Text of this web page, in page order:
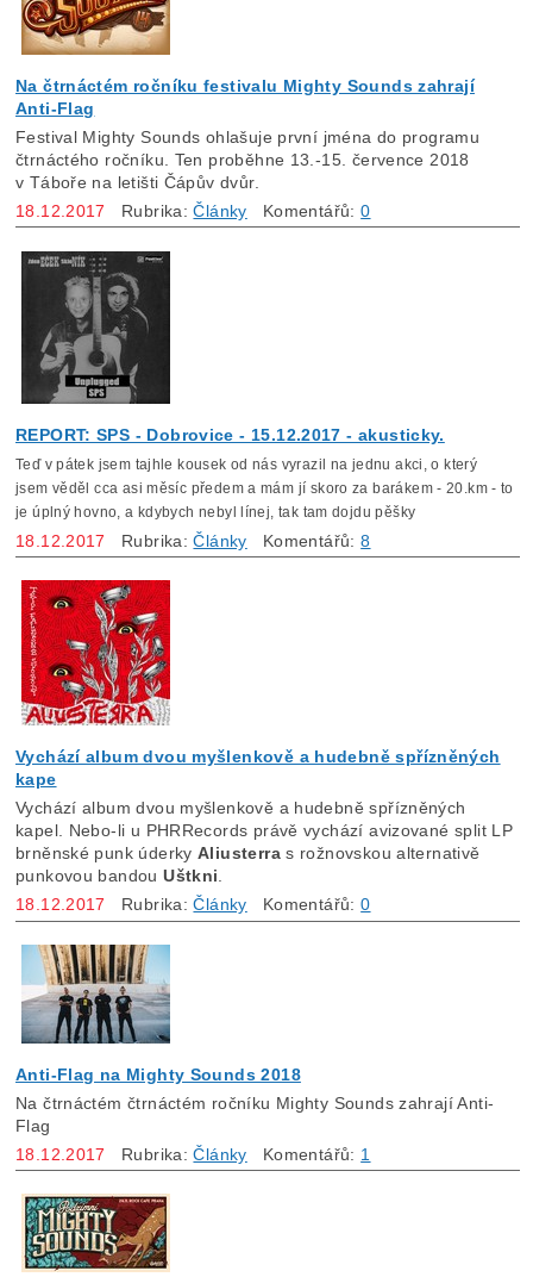
Na čtrnáctém ročníku festivalu Mighty Sounds zahrají
Anti-Flag
Festival Mighty Sounds ohlašuje první jména do programu
čtrnáctého ročníku. Ten proběhne 13.-15. července 2018
v Táboře na letišti Čápův dvůr.
18.12.2017
Rubrika:Články Komentářů:0
REPORT: SPS - Dobrovice - 15.12.2017 - akusticky.
Teď v pátek jsem tajhle kousek od nás vyrazil na jednu akci, o který
jsem věděl cca asi měsíc předem a mám jí skoro za barákem - 20.km - to
je úplný hovno, a kdybych nebyl línej, tak tam dojdu pěšky
18.12.2017 Rubrika:Články Komentářů:8
Vychází album dvou myšlenkově a hudebně spřízněných
kape
Vychází album dvou myšlenkově a hudebně spřízněných
kapel. Nebo-li u PHRRecords právě vychází avizované split LP
brněnské punk úderkyAliusterras rožnovskou alternativě
punkovou bandouUštkni.
18.12.2017
Rubrika:Články Komentářů:0
Anti-Flag na Mighty Sounds 2018
Na čtrnáctém čtrnáctém ročníku Mighty Sounds zahrají Anti-
Flag
18.12.2017
Rubrika:Články Komentářů: 1